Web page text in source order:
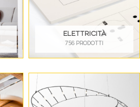
ELETTRICITÀ
756 PRODOTTI